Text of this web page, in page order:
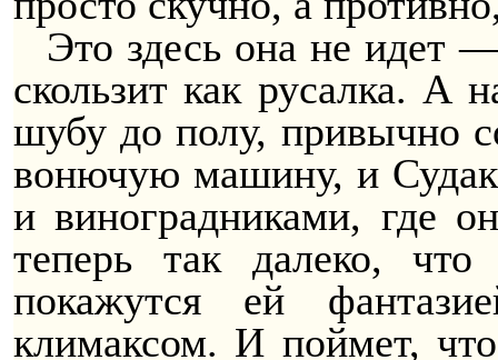
Это здесь она не идет
скользит как русалка. А
шубу до полу, привычно
вонючую машину, и
и виноградниками, где
теперь так далеко,
покажутся ей
климаксом. И поймет,